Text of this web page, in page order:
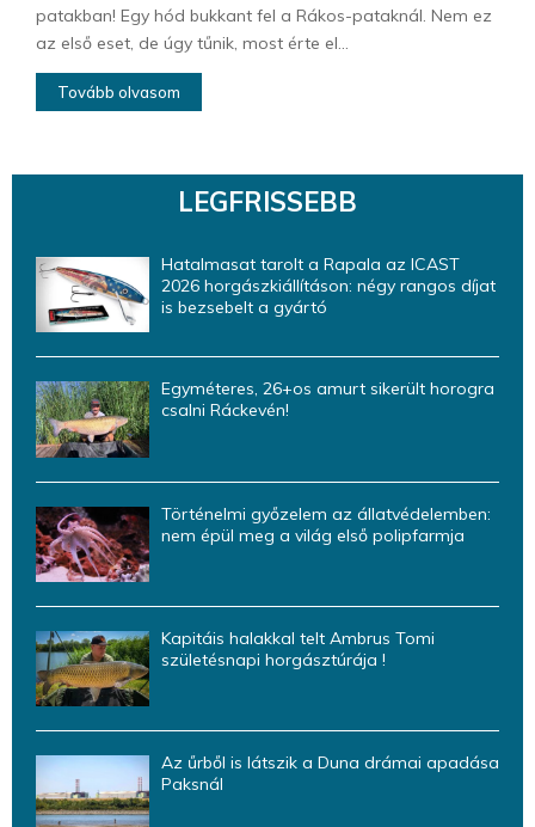
patakban! Egy hód bukkant fel a Rákos-pataknál. Nem ez
az első eset, de úgy tűnik, most érte el...
Tovább olvasom
LEGFRISSEBB
Hatalmasat tarolt a Rapala az ICAST
2026 horgászkiállításon: négy rangos díjat
is bezsebelt a gyártó
Egyméteres, 26+os amurt sikerült horogra
csalni Ráckevén!
Történelmi győzelem az állatvédelemben:
nem épül meg a világ első polipfarmja
Kapitáis halakkal telt Ambrus Tomi
születésnapi horgásztúrája !
Az űrből is látszik a Duna drámai apadása
Paksnál